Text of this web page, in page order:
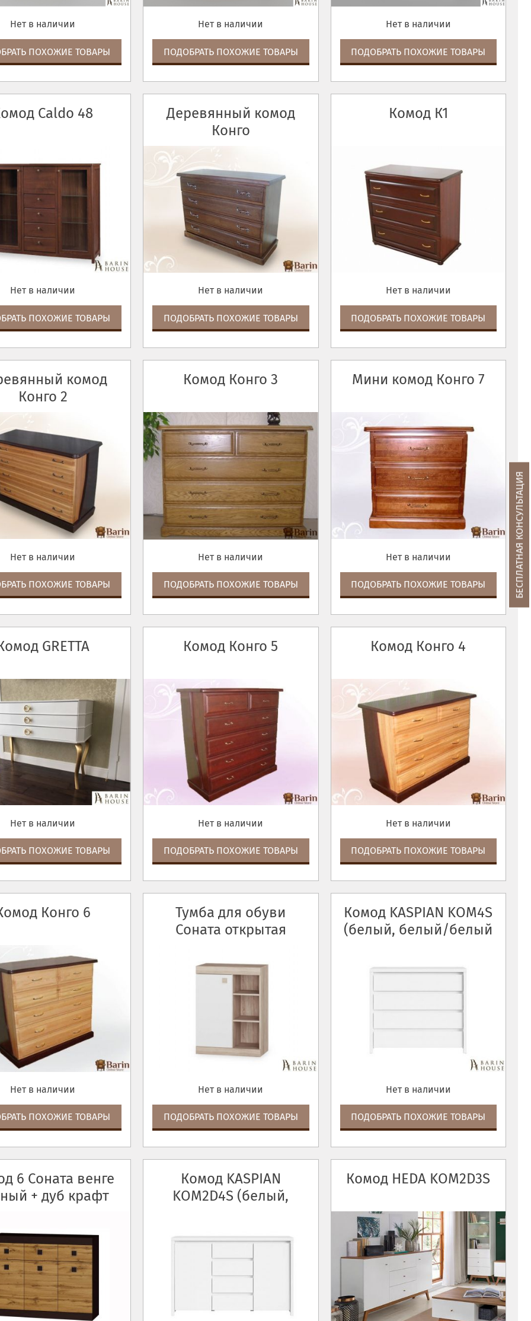
Нет в наличии
ПОХОЖИЕ ТОВАРЫ
Нет в наличии
ПОДОБРАТЬ ПОХОЖИЕ ТОВАРЫ
Нет в наличии
ПОДОБРАТЬ ПОХОЖИЕ ТОВАРЫ
Caldo 48
Нет в наличии
ПОХОЖИЕ ТОВАРЫ
Деревянный комод
Конго
Нет в наличии
ПОДОБРАТЬ ПОХОЖИЕ ТОВАРЫ
Комод К1
Нет в наличии
ПОДОБРАТЬ ПОХОЖИЕ ТОВАРЫ
комод
Конго 2
Нет в наличии
ПОХОЖИЕ ТОВАРЫ
Комод Конго 3
Нет в наличии
ПОДОБРАТЬ ПОХОЖИЕ ТОВАРЫ
Мини комод Конго 7
Нет в наличии
ПОДОБРАТЬ ПОХОЖИЕ ТОВАРЫ
GRETTA
Нет в наличии
ПОХОЖИЕ ТОВАРЫ
Комод Конго 5
Нет в наличии
ПОДОБРАТЬ ПОХОЖИЕ ТОВАРЫ
Комод Конго 4
Нет в наличии
ПОДОБРАТЬ ПОХОЖИЕ ТОВАРЫ
Конго 6
Нет в наличии
ПОХОЖИЕ ТОВАРЫ
Тумба для обуви
Соната открытая
Нет в наличии
ПОДОБРАТЬ ПОХОЖИЕ ТОВАРЫ
Комод KASPIAN KOM4S
(белый, белый/белый
Нет в наличии
ПОДОБРАТЬ ПОХОЖИЕ ТОВАРЫ
6 Соната венге
+ дуб крафт
Комод KASPIAN
KOM2D4S (белый,
Комод HEDA KOM2D3S
БЕСПЛАТНАЯ КОНСУЛЬТАЦИЯ